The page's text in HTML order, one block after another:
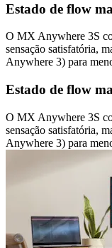
Estado de flow
O MX Anywhere 3S
sensação satisfatória,
Anywhere 3) para
Estado de flow
O MX Anywhere 3S
sensação satisfatória,
Anywhere 3) para